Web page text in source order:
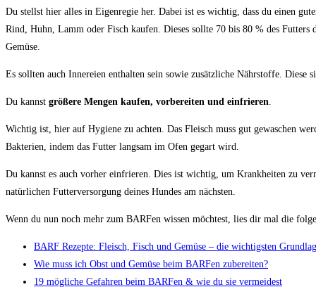
Du stellst hier alles in Eigenregie her. Dabei ist es wichtig, dass du einen
Rind, Huhn, Lamm oder Fisch kaufen. Dieses sollte 70 bis 80 % des Futters
Gemüse.
Es sollten auch Innereien enthalten sein sowie zusätzliche Nährstoffe. Diese
Du kannst größere Mengen kaufen, vorbereiten und einfrieren
Wichtig ist, hier auf Hygiene zu achten. Das Fleisch muss gut gewaschen
Bakterien, indem das Futter langsam im Ofen gegart wird.
Du kannst es auch vorher einfrieren. Dies ist wichtig, um Krankheiten zu
natürlichen Futterversorgung deines Hundes am nächsten.
Wenn du nun noch mehr zum BARFen wissen möchtest, lies dir mal die
BARF Rezepte: Fleisch, Fisch und Gemüse – die wichtigsten
Wie muss ich Obst und Gemüse beim BARFen zubereiten?
19 mögliche Gefahren beim BARFen & wie du sie vermeidest